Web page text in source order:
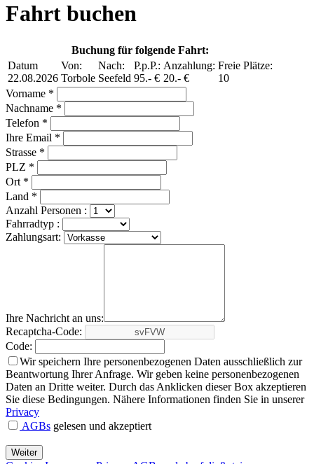
Fahrt buchen
Buchung für folgende Fahrt:
Datum
22.08.2026
Von:
Torbole
Nach:
Seefeld
P.p.P.:
95.- €
Anzahlung:
20.- €
Freie Plätze:
10
Vorname *
Nachname *
Telefon *
Ihre Email *
Strasse *
PLZ *
Ort *
Land *
Anzahl Personen :
Fahrradtyp :
Zahlungsart:
Ihre Nachricht an uns:
Recaptcha-Code:
Code:
Wir speichern Ihre personenbezogenen Daten ausschließlich zur
Beantwortung Ihrer Anfrage. Wir geben keine personenbezogenen
Daten an Dritte weiter. Durch das Anklicken dieser Box akzeptieren
Sie diese Bedingungen. Nähere Informationen finden Sie in unserer
Privacy
AGBs gelesen und akzeptiert